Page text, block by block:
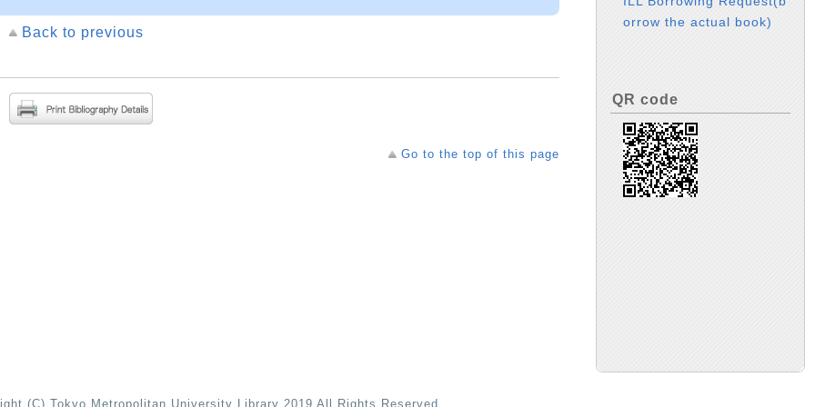
Back to previous
Go to the top of this page
orrow the actual book)
QR code
(C) Tokyo Metropolitan University Library 2019 All Rights Reserved.